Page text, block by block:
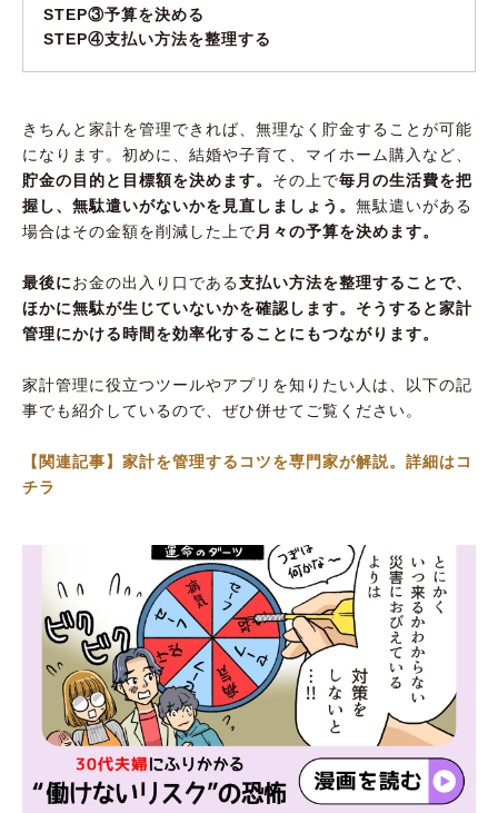
STEP③予算を決める
STEP④支払い方法を整理する
きちんと家計を管理できれば、無理なく貯金することが可能
になります。初めに、結婚や子育て、マイホーム購入など、
貯金の目的と目標額を決めます。 その上で毎月の生活費を把
握し、無駄遣いがないかを見直しましょう。 無駄遣いがある
場合はその金額を削減した上で 月々の予算を決めます。
最後にお金の出入り口である支払い方法を整理することで、
ほかに無駄が生じていないかを確認します。そうすると家計
管理にかける時間を効率化することにもつながります。
家計管理に役立つツールやアプリを知りたい人は、以下の記
事でも紹介しているので、ぜひ併せてご覧ください。
【関連記事】家計を管理するコツを専門家が解説。詳細はコ
チラ